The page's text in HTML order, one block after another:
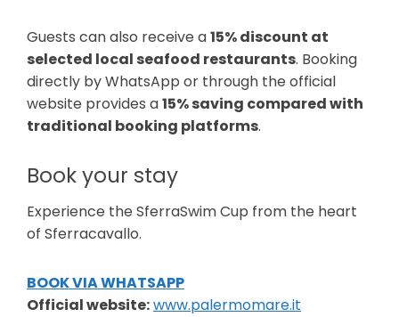
Guests can also receive a15% discount at
selected local seafood restaurants. Booking
directly by WhatsApp or through the official
website provides a15% saving compared with
traditional booking platforms.
Book your stay
Experience the SferraSwim Cup from the heart
of Sferracavallo.
BOOK VIA WHATSAPP
Official website:www.palermomare.it